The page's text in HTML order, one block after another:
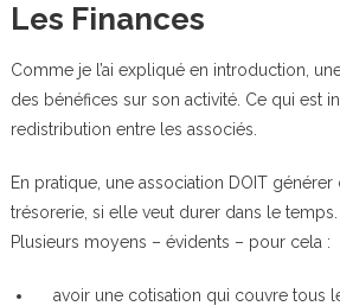
Les Finances
Comme je l’ai expliqué en introduction,
des bénéfices sur son activité. Ce qui est
redistribution entre les associés.
En pratique, une association DOIT
trésorerie, si elle veut durer dans le temps.
Plusieurs moyens – évidents – pour cela :
avoir une cotisation qui couvre tous